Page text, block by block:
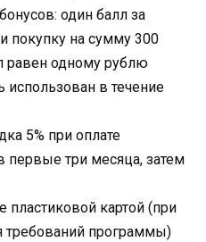
один балл за
покупку на сумму 300
равен одному рублю
в течение
5% при оплате
первые три месяца, затем
пластиковой картой (при
требований программы)